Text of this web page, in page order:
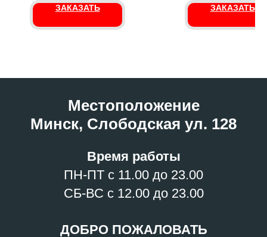
ЗАКАЗАТЬ ЗАКАЗАТЬ
Местоположение
Минск, Слободская ул. 128
Время работы
ПН-ПТ с 11.00 до 23.00
СБ-ВС с 12.00 до 23.00
ДОБРО ПОЖАЛОВАТЬ